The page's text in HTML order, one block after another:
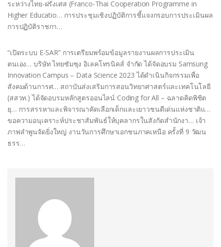
ระหว่างไทย-ฝรั่งเศส (Franco-Thai Cooperation Programme in
Higher Educatio… การประชุมเชิงปฏิบัติการชี้แจงกรอบการประเมินผล
การปฏิบัติราชกา…
“เปิดระบบ E-SAR” การเตรียมพร้อมข้อมูลรายงานผลการประเมิน
ตนเอง… บริษัท ไทยซัมซุง อิเลคโทรนิคส์ จำกัด ได้จัดอบรม Samsung
Innovation Campus – Data Science 2023 ได้ดำเนินกิจกรรมเพื่อ
สังคมด้านการศ… สถาบันส่งเสริมการสอนวิทยาศาสตร์และเทคโนโลยี
(สสวท.) ได้จัดอบรมหลักสูตรออนไลน์ Coding for All – ฉลาดคิดพิชิต
ยุ… การสรรหาและพิจารณาคัดเลือกเด็กและเยาวชนดีเด่นแห่งชาติแ…
ขอความอนุเคราะห์ประชาสัมพันธ์ให้บุคลากรในสังกัดสำนักงา… เจ้า
ภาพลำพูนจัดยิ่งใหญ่ งานวันการศึกษาเอกชนภาคเหนือ ครั้งที่ 9 วัฒน
ธรร…